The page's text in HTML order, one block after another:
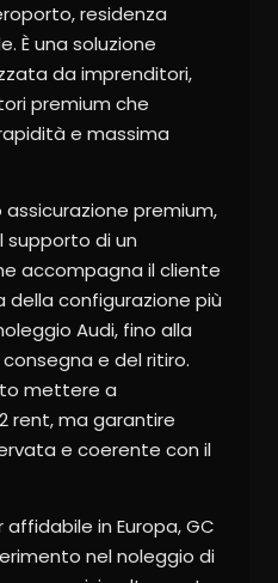
residenza
È una soluzione
da imprenditori,
premium che
e massima
premium,
supporto di un
accompagna il cliente
della configurazione più
Audi, fino alla
e del ritiro.
mettere a
rent, ma garantire
e coerente con il
in Europa, GC
nel noleggio di